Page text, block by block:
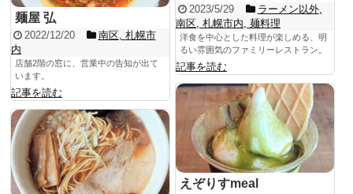
2023/5/29 ラーメン以外,
南区, 札幌市内, 麺料理
洋食を中心とした料理が楽しめる、明
るい雰囲気のファミリーレストラン。
記事を読む
麺屋 弘
2022/12/20 南区, 札幌市
内
店舗2階の窓に、営業中の告知が出て
います。
記事を読む
えぞりすmeal